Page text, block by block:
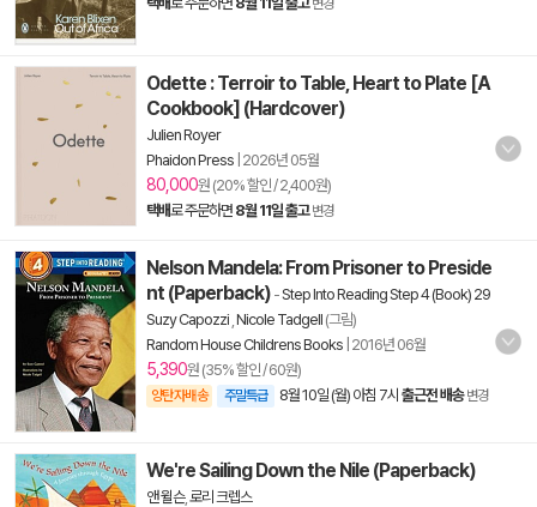
변경
Odette : Terroir to Table, Heart to Plate [A
Cookbook] (Hardcover)
Julien Royer
Phaidon Press 2026년 05월
80,000원 (20% 할인 / 2,400원)
택배로 주문하면 8월 11일 출고 변경
Nelson Mandela: From Prisoner to Preside
nt (Paperback) -Step Into Reading Step 4 (Book) 29
Suzy Capozzi Nicole Tadgell (그림)
Random House Childrens Books 2016년 06월
5,390원 (35% 할인 / 60원)
양탄자배송 주말특급 8월 10일 (월) 아침 7시 출근전 배송 변경
We're Sailing Down the Nile (Paperback)
앤 윌슨, 로리 크렙스